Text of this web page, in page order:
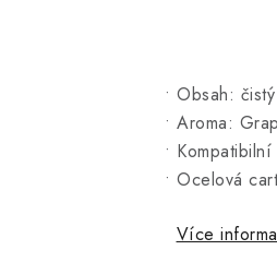
• Obsah:
• Aroma:
•
• Ocelová
Více